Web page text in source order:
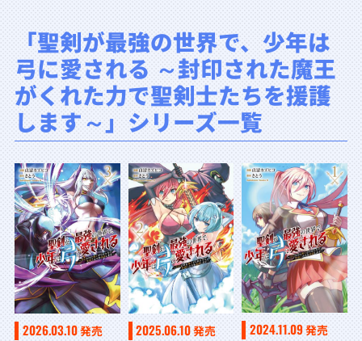
「聖剣が最強の世界で、少年は
弓に愛される ～封印された魔王
がくれた力で聖剣士たちを援護
します～」シリーズ一覧
2026.03.10発売 2025.06.10発売 2024.11.09発売